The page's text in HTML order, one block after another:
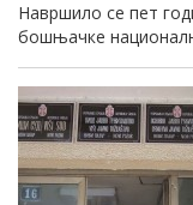
Навршило се пет
бошњачке